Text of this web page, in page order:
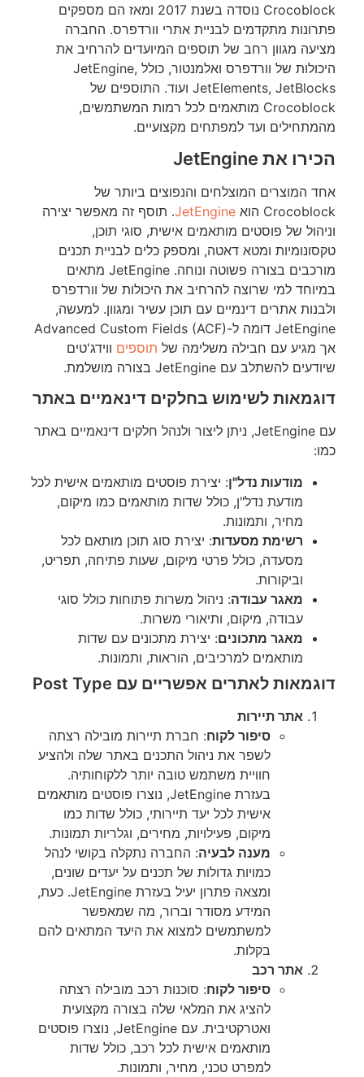
Crocoblock נוסדה בשנת 2017 ומאז הם מספקים
פתרונות מתקדמים לבניית אתרי וורדפרס. החברה
מציעה מגוון רחב של תוספים המיועדים להרחיב את
היכולות של וורדפרס ואלמנטור, כולל JetEngine,
JetElements, JetBlocks ועוד. התוספים של
Crocoblock מותאמים לכל רמות המשתמשים,
מהמתחילים ועד למפתחים מקצועיים.
הכירו את JetEngine
אחד המוצרים המוצלחים והנפוצים ביותר של
Crocoblock הוא
JetEngine. תוסף זה מאפשר יצירה
וניהול של פוסטים מותאמים אישית, סוגי תוכן,
טקסונומיות ומטא דאטה, ומספק כלים לבניית תכנים
מורכבים בצורה פשוטה ונוחה. JetEngine מתאים
במיוחד למי שרוצה להרחיב את היכולות של וורדפרס
ולבנות אתרים דינמיים עם תוכן עשיר ומגוון. למעשה,
JetEngine דומה ל-Advanced Custom Fields (ACF)
אך מגיע עם חבילה משלימה של תוספים ווידג'טים
שיודעים להשתלב עם JetEngine בצורה מושלמת.
דוגמאות לשימוש בחלקים דינאמיים באתר
עם JetEngine, ניתן ליצור ולנהל חלקים דינאמיים באתר
כמו:
מודעות נדל"ן: יצירת פוסטים מותאמים אישית לכל
מודעת נדל"ן, כולל שדות מותאמים כמו מיקום,
מחיר, ותמונות.
רשימת מסעדות: יצירת סוג תוכן מותאם לכל
מסעדה, כולל פרטי מיקום, שעות פתיחה, תפריט,
וביקורות.
מאגר עבודה: ניהול משרות פתוחות כולל סוגי
עבודה, מיקום, ותיאורי משרות.
מאגר מתכונים: יצירת מתכונים עם שדות
מותאמים למרכיבים, הוראות, ותמונות.
דוגמאות לאתרים אפשריים עם Post Type
אתר תיירות
סיפור לקוח: חברת תיירות מובילה רצתה
לשפר את ניהול התכנים באתר שלה ולהציע
חוויית משתמש טובה יותר ללקוחותיה.
בעזרת JetEngine, נוצרו פוסטים מותאמים
אישית לכל יעד תיירותי, כולל שדות כמו
מיקום, פעילויות, מחירים, וגלריות תמונות.
מענה לבעיה: החברה נתקלה בקושי לנהל
כמויות גדולות של תכנים על יעדים שונים,
ומצאה פתרון יעיל בעזרת JetEngine. כעת,
המידע מסודר וברור, מה שמאפשר
למשתמשים למצוא את היעד המתאים להם
בקלות.
אתר רכב
סיפור לקוח: סוכנות רכב מובילה רצתה
להציג את המלאי שלה בצורה מקצועית
ואטרקטיבית. עם JetEngine, נוצרו פוסטים
מותאמים אישית לכל רכב, כולל שדות
למפרט טכני, מחיר, ותמונות.